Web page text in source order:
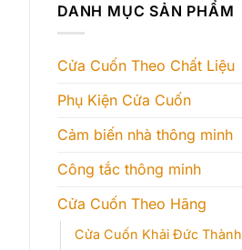
DANH MỤC SẢN PHẨM
Cửa Cuốn Theo Chất Liệu
Phụ Kiện Cửa Cuốn
Cảm biến nhà thông minh
Công tắc thông minh
Cửa Cuốn Theo Hãng
Cửa Cuốn Khải Đức Thành